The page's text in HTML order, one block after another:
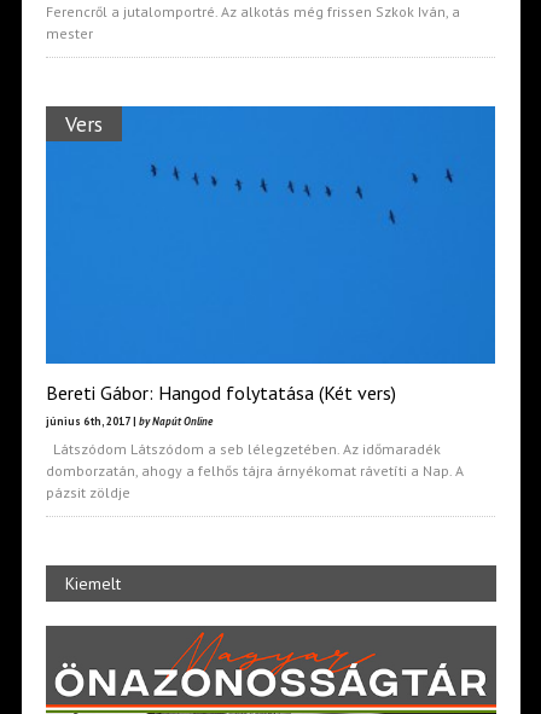
Ferencről a jutalomportré. Az alkotás még frissen Szkok Iván, a
mester
Vers
Bereti Gábor: Hangod folytatása (Két vers)
június 6th, 2017 | by Napút Online
Látszódom Látszódom a seb lélegzetében. Az időmaradék
domborzatán, ahogy a felhős tájra árnyékomat rávetíti a Nap. A
pázsit zöldje
Kiemelt